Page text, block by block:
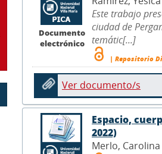
Documento
electrónico
Este trabajo
ciudad de
temátic[...]
| Repositorio
Ver documento/s
Espacio,
2022)
Merlo, Carolina